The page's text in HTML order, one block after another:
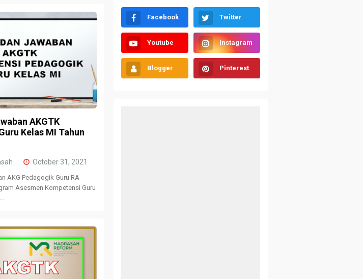
AKGTK
Kelas MI Tahun
October 31, 2021
AKG Pedagogik Guru RA
Asesmen Kompetensi Guru
Facebook Twitter
Youtube Instagram
Blogger Pinterest